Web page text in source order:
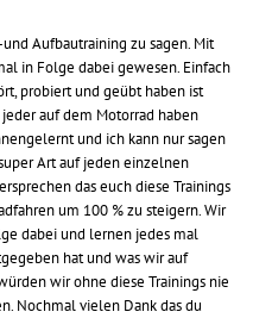
Aufbautraining zu sagen. Mit
in Folge dabei gewesen. Einfach
probiert und geübt haben ist
auf dem Motorrad haben
und ich kann nur sagen
Art auf jeden einzelnen
das euch diese Trainings
um 100 % zu steigern. Wir
dabei und lernen jedes mal
hat und was wir auf
wir ohne diese Trainings nie
Nochmal vielen Dank das du